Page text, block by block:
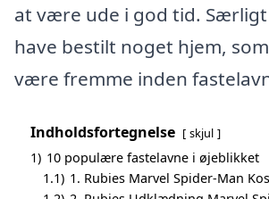
at være ude i god tid. Særligt
have bestilt noget hjem,
være fremme inden
Indholdsfortegnelse skjul
1) 10 populære fastelavne i øjeblikket
1.1) 1. Rubies Marvel Spider-Man